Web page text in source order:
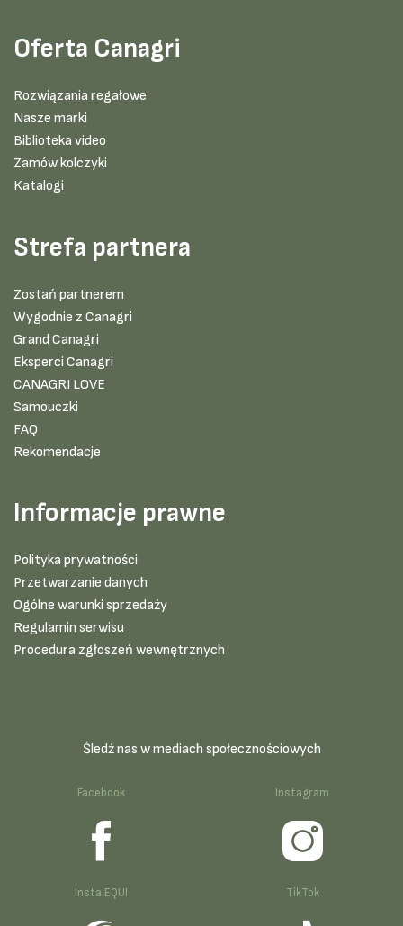
Oferta Canagri
Rozwiązania regałowe
Nasze marki
Biblioteka video
Zamów kolczyki
Katalogi
Strefa partnera
Zostań partnerem
Wygodnie z Canagri
Grand Canagri
Eksperci Canagri
CANAGRI LOVE
Samouczki
FAQ
Rekomendacje
Informacje prawne
Polityka prywatności
Przetwarzanie danych
Ogólne warunki sprzedaży
Regulamin serwisu
Procedura zgłoszeń wewnętrznych
Śledź nas w mediach społecznościowych
Facebook Instagram
Insta EQUI TikTok